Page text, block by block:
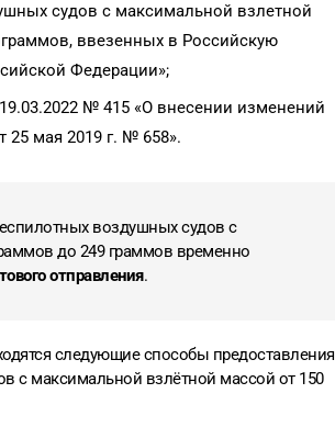
судов с максимальной взлетной
ввезенных в Российскую
Федерации»;
№ 415 «О внесении изменений
25 мая 2019 г. № 658».
воздушных судов с
до 249 граммов временно
отправления.
следующие способы предоставления
с максимальной взлётной массой от 150